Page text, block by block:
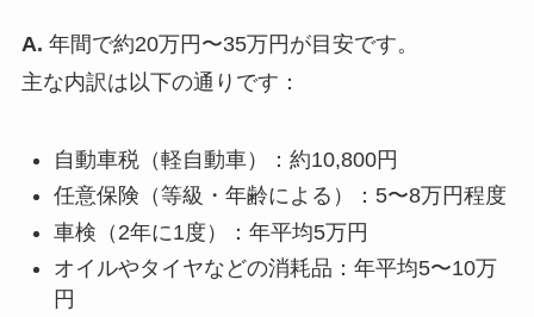
A. 年間で約20万円〜35万円が目安です。
主な内訳は以下の通りです：
自動車税（軽自動車）：約10,800円
任意保険（等級・年齢による）：5〜8万円程度
車検（2年に1度）：年平均5万円
オイルやタイヤなどの消耗品：年平均5〜10万
円